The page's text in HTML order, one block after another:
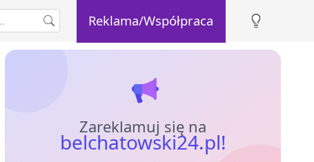
Reklama/Współpraca
Zareklamuj się na
belchatowski24.pl!